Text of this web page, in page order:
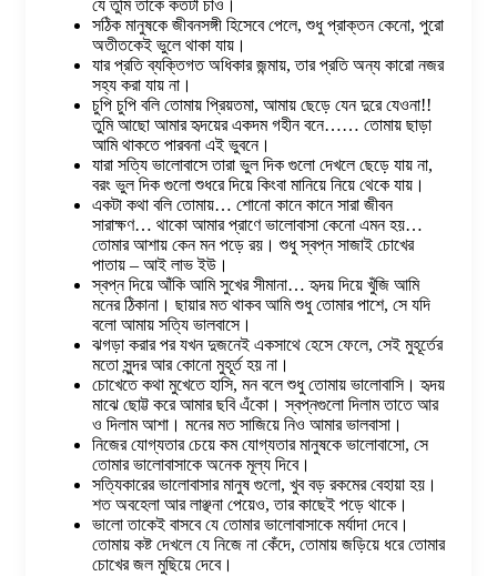
যে তুমি তাকে কতটা চাও।
সঠিক মানুষকে জীবনসঙ্গী হিসেবে পেলে, শুধু প্রাক্তন কেনো, পুরো
অতীতকেই ভুলে থাকা যায়।
যার প্রতি ব্যক্তিগত অধিকার জন্মায়, তার প্রতি অন্য কারো নজর
সহ্য করা যায় না।
চুপি চুপি বলি তোমায় প্রিয়তমা, আমায় ছেড়ে যেন দুরে যেওনা!!
তুমি আছো আমার হৃদয়ের একদম গহীন বনে…… তোমায় ছাড়া
আমি থাকতে পারবনা এই ভুবনে।
যারা সত্যি ভালোবাসে তারা ভুল দিক গুলো দেখলে ছেড়ে যায় না,
বরং ভুল দিক গুলো শুধরে দিয়ে কিংবা মানিয়ে নিয়ে থেকে যায়।
একটা কথা বলি তোমায়… শোনো কানে কানে সারা জীবন
সারাক্ষণ… থাকো আমার প্রাণে ভালোবাসা কেনো এমন হয়…
তোমার আশায় কেন মন পড়ে রয়। শুধু স্বপ্ন সাজাই চোখের
পাতায় – আই লাভ ইউ।
স্বপ্ন দিয়ে আঁকি আমি সুখের সীমানা… হৃদয় দিয়ে খুঁজি আমি
মনের ঠিকানা। ছায়ার মত থাকব আমি শুধু তোমার পাশে, সে যদি
বলো আমায় সত্যি ভালবাসে।
ঝগড়া করার পর যখন দুজনেই একসাথে হেসে ফেলে, সেই মুহূর্তের
মতো সুন্দর আর কোনো মুহূর্ত হয় না।
চোখেতে কথা মুখেতে হাসি, মন বলে শুধু তোমায় ভালোবাসি। হৃদয়
মাঝে ছোট্ট করে আমার ছবি এঁকো। স্বপ্নগুলো দিলাম তাতে আর
ও দিলাম আশা। মনের মত সাজিয়ে নিও আমার ভালবাসা।
নিজের যোগ্যতার চেয়ে কম যোগ্যতার মানুষকে ভালোবাসো, সে
তোমার ভালোবাসাকে অনেক মূল্য দিবে।
সত্যিকারের ভালোবাসার মানুষ গুলো, খুব বড় রকমের বেহায়া হয়।
শত অবহেলা আর লাঞ্ছনা পেয়েও, তার কাছেই পড়ে থাকে।
ভালো তাকেই বাসবে যে তোমার ভালোবাসাকে মর্যাদা দেবে।
তোমায় কষ্ট দেখলে যে নিজে না কেঁদে, তোমায় জড়িয়ে ধরে তোমার
চোখের জল মুছিয়ে দেবে।